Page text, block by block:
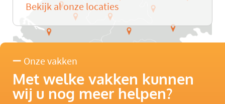
Bekijk al onze locaties
Onze vakken
Met welke vakken kunnen
wij u nog meer helpen?